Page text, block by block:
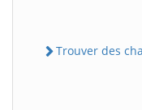
Trouver des